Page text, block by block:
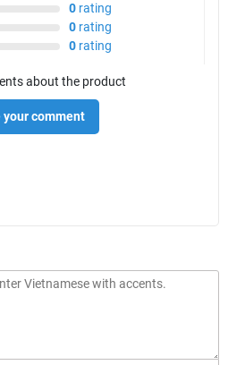
0 rating
0 rating
0 rating
about the product
your comment